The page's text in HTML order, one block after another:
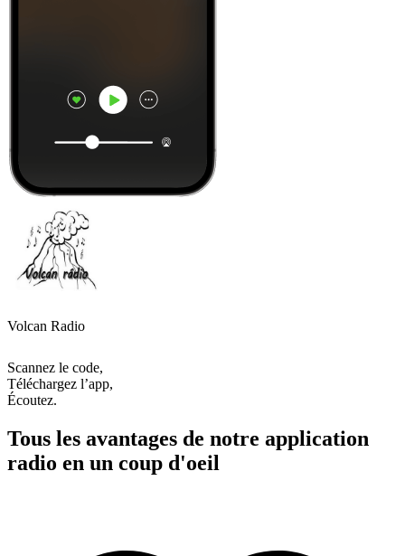
Volcan Radio
Scannez le code,
Téléchargez l’app,
Écoutez.
Tous les avantages de notre application
radio en un coup d'oeil